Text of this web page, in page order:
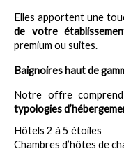
Elles apportent une
de votre
premium ou suites.
Baignoires haut de
Notre offre
typologies
Hôtels 2 à 5 étoiles
Chambres d’hôtes de